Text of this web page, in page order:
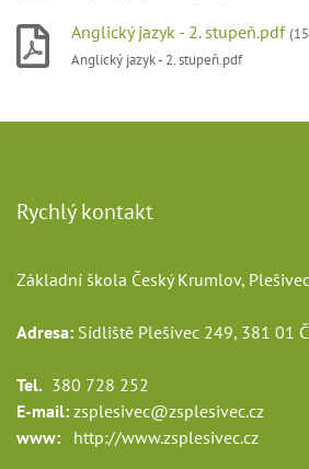
Anglický jazyk - 2. stupeň.pdf
Anglický jazyk - 2. stupeň.pdf
Rychlý kontakt
Základní škola Český Krumlov,
Adresa: Sídliště Plešivec 249, 381 01
Tel. 380 728 252
E-mail: zsplesivec@zsplesivec.cz
www: http://www.zsplesivec.cz